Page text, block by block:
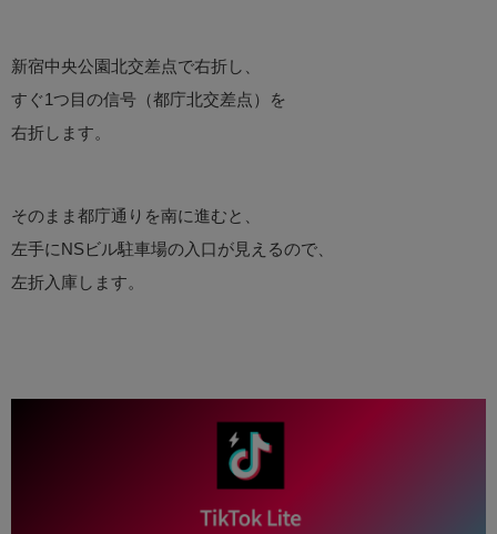
新宿中央公園北交差点で右折し、
すぐ1つ目の信号（都庁北交差点）を
右折します。
そのまま都庁通りを南に進むと、
左手にNSビル駐車場の入口が見えるので、
左折入庫します。